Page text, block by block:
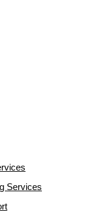
Services